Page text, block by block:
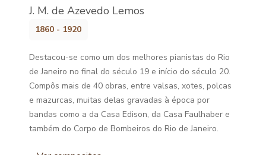
J. M. de Azevedo Lemos
1860 - 1920
Destacou-se como um dos melhores pianistas do Rio
de Janeiro no final do século 19 e início do século 20.
Compôs mais de 40 obras, entre valsas, xotes, polcas
e mazurcas, muitas delas gravadas à época por
bandas como a da Casa Edison, da Casa Faulhaber e
também do Corpo de Bombeiros do Rio de Janeiro.